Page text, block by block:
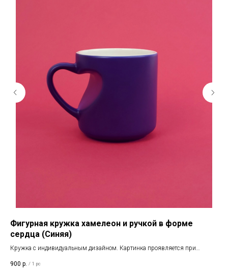
Фигурная кружка хамелеон и ручкой в форме
сердца (Синяя)
Кружка с индивидуальным дизайном. Картинка проявляется при
900 р. / 1 pc